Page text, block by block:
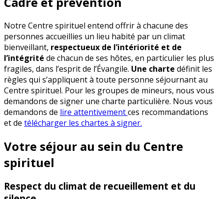
Notre Centre spirituel entend offrir à chacune des
personnes accueillies un lieu habité par un climat
bienveillant, respectueux de l’intériorité et de
l’intégrité de chacun de ses hôtes, en particulier les plus
fragiles, dans l’esprit de l’Évangile. Une charte définit les
règles qui s’appliquent à toute personne séjournant au
Centre spirituel. Pour les groupes de mineurs, nous vous
demandons de signer une charte particulière. Nous vous
demandons de lire attentivementces recommandations
et de télécharger les chartes à signer.
Votre séjour au sein du Centre
spirituel
Respect du climat de recueillement et du